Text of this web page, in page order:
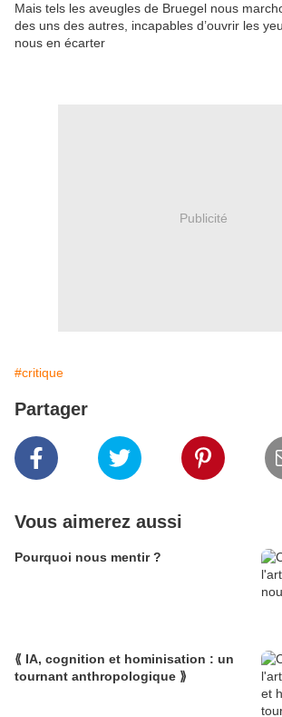
Mais tels les aveugles de Bruegel nous
des uns des autres, incapables d’ouvrir les
nous en écarter
Publicité
#critique
Partager
Vous aimerez aussi
Pourquoi nous mentir ?
⟪ IA, cognition et hominisation : un
tournant anthropologique ⟫